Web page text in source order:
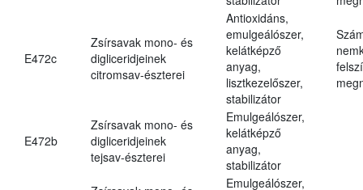
E472c
Zsírsavak mono- és
digliceridjeinek
citromsav-észterei
Antioxidáns,
emulgeálószer,
kelátképző
anyag,
lisztkezelőszer,
stabilizátor
E472b
Zsírsavak mono- és
digliceridjeinek
tejsav-észterei
Emulgeálószer,
kelátképző
anyag,
stabilizátor
Emulgeálószer,